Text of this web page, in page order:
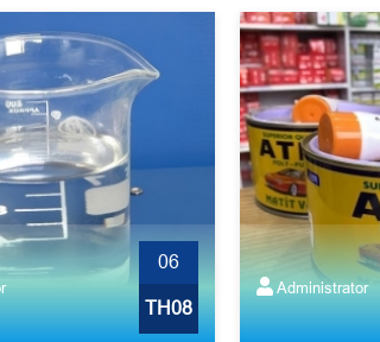
06
TH08
Administrator